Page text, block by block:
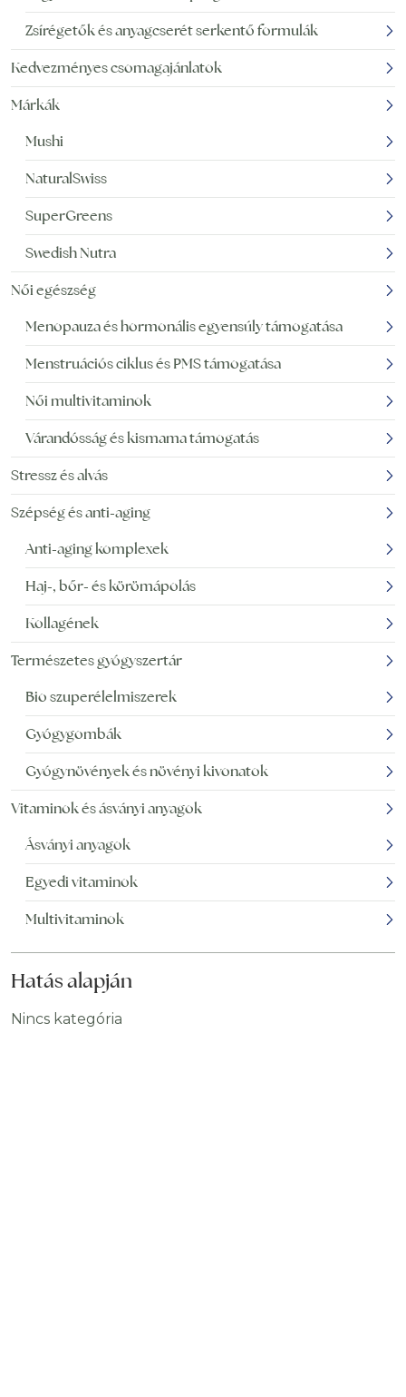
Zsírégetők és anyagcserét serkentő formulák
Kedvezményes csomagajánlatok
Márkák
Mushi
NaturalSwiss
SuperGreens
Swedish Nutra
Női egészség
Menopauza és hormonális egyensúly támogatása
Menstruációs ciklus és PMS támogatása
Női multivitaminok
Várandósság és kismama támogatás
Stressz és alvás
Szépség és anti-aging
Anti-aging komplexek
Haj-, bőr- és körömápolás
Kollagének
Természetes gyógyszertár
Bio szuperélelmiszerek
Gyógygombák
Gyógynövények és növényi kivonatok
Vitaminok és ásványi anyagok
Ásványi anyagok
Egyedi vitaminok
Multivitaminok
Hatás alapján
Nincs kategória